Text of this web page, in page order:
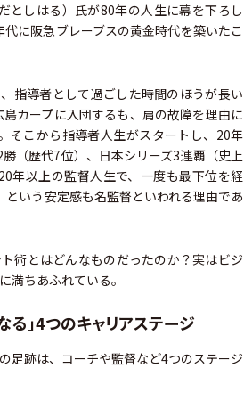
としはる）氏が80年の人生に幕を下ろし
に阪急ブレーブスの黄金時代を築いたこ
指導者として過ごした時間のほうが長い
カープに入団するも、肩の故障を理由に
そこから指導者人生がスタートし、20年
（歴代7位）、日本シリーズ3連覇（史上
年以上の監督人生で、一度も最下位を経
いう安定感も名監督といわれる理由であ
術とはどんなものだったのか？実はビジ
満ちあふれている。
る」4つのキャリアステージ
足跡は、コーチや監督など4つのステージ